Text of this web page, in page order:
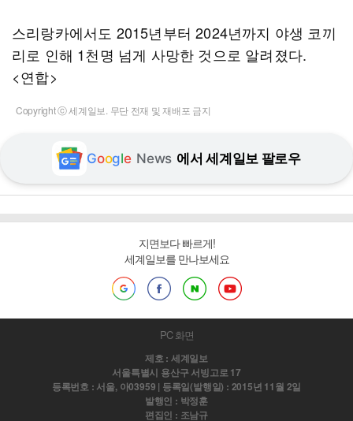
스리랑카에서도 2015년부터 2024년까지 야생 코끼
리로 인해 1천명 넘게 사망한 것으로 알려졌다.
<연합>
Copyright ⓒ 세계일보. 무단 전재 및 재배포 금지
Google News 에서 세계일보 팔로우
지면보다 빠르게!
세계일보를 만나보세요
PC 화면
제호 : 세계일보
서울특별시 용산구 서빙고로 17
등록번호 : 서울, 아03959 | 등록일(발행일) : 2015년 11월 2일
발행인 : 박정훈
편집인 : 조남규